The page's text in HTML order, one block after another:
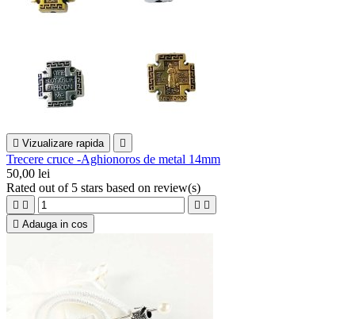
 Vizualizare rapida 
Trecere cruce -Aghionoros de metal 14mm
50,00 lei
Rated out of 5 stars based on review(s)
   
 Adauga in cos